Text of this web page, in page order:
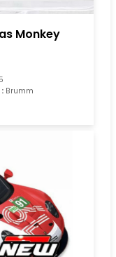
Monkey
Brumm